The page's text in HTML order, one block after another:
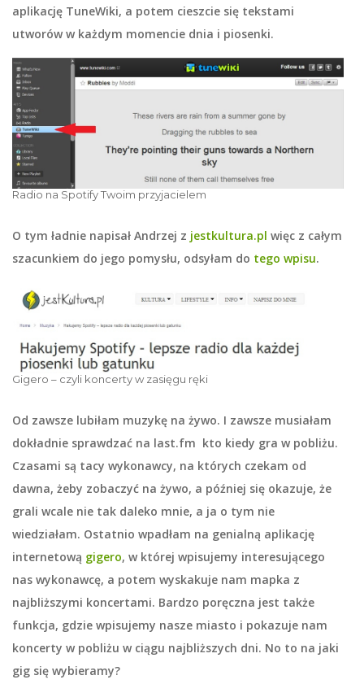
aplikację TuneWiki, a potem cieszcie się tekstami
utworów w każdym momencie dnia i piosenki.
Radio na Spotify Twoim przyjacielem
O tym ładnie napisał Andrzej z jestkultura.pl więc z całym
szacunkiem do jego pomysłu, odsyłam do tego wpisu.
Gigero – czyli koncerty w zasięgu ręki
Od zawsze lubiłam muzykę na żywo. I zawsze musiałam
dokładnie sprawdzać na last.fm kto kiedy gra w pobliżu.
Czasami są tacy wykonawcy, na których czekam od
dawna, żeby zobaczyć na żywo, a później się okazuje, że
grali wcale nie tak daleko mnie, a ja o tym nie
wiedziałam. Ostatnio wpadłam na genialną aplikację
internetową gigero, w której wpisujemy interesującego
nas wykonawcę, a potem wyskakuje nam mapka z
najbliższymi koncertami. Bardzo poręczna jest także
funkcja, gdzie wpisujemy nasze miasto i pokazuje nam
koncerty w pobliżu w ciągu najbliższych dni. No to na jaki
gig się wybieramy?